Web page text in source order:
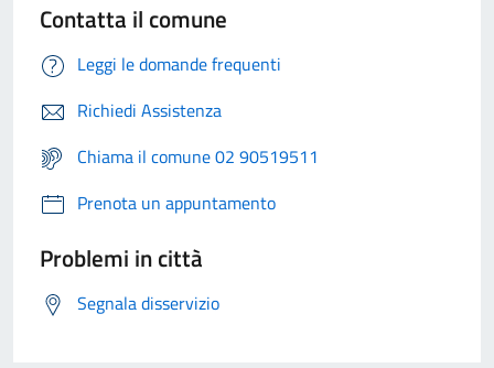
Contatta il comune
Leggi le domande frequenti
Richiedi Assistenza
Chiama il comune 02 90519511
Prenota un appuntamento
Problemi in città
Segnala disservizio